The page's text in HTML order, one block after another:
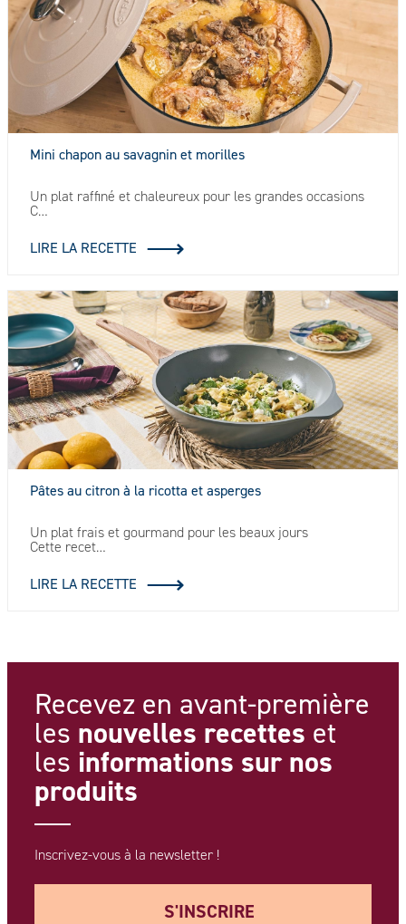
Mini chapon au savagnin et morilles
Un plat raffiné et chaleureux pour les grandes occasions
C…
LIRE LA RECETTE
Pâtes au citron à la ricotta et asperges
Un plat frais et gourmand pour les beaux jours
Cette recet…
LIRE LA RECETTE
Recevez en avant-première
les nouvelles recettes et
les informations sur nos
produits
Inscrivez-vous à la newsletter !
S'INSCRIRE